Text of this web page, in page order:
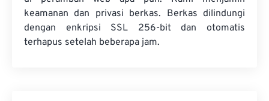
keamanan dan privasi berkas. Berkas dilindungi
dengan enkripsi SSL 256-bit dan otomatis
terhapus setelah beberapa jam.